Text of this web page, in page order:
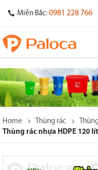
Miền Bắc: 0981 228 766
Home Thùng rác
Thùng rác nhựa HDPE 120 lít